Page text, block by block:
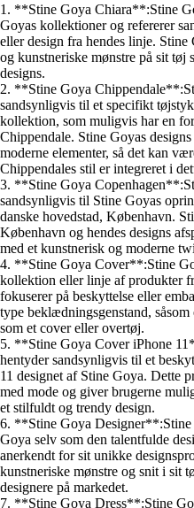
1. **Stine Goya Chiara**:Stine
Goyas kollektioner og refererer
eller design fra hendes linje.
og kunstneriske mønstre på sit tøj
designs.
2. **Stine Goya
sandsynligvis til et specifikt
kollektion, som muligvis har en
Chippendale. Stine Goyas
moderne elementer, så det kan
Chippendales stil er integreret i
3. **Stine Goya
sandsynligvis til Stine Goyas
danske hovedstad, København.
København og hendes designs
med et kunstnerisk og moderne
4. **Stine Goya Cover**:Stine
kollektion eller linje af produkter
fokuserer på beskyttelse eller
type beklædningsgenstand,
som et cover eller overtøj.
5. **Stine Goya Cover iPhone
hentyder sandsynligvis til et
11 designet af Stine Goya. Dette
med mode og giver brugerne
et stilfuldt og trendy design.
6. **Stine Goya Designer**:Stine
Goya selv som den talentfulde
anerkendt for sit unikke
kunstneriske mønstre og snit i sit
designere på markedet.
7. **Stine Goya Dress**:Stine